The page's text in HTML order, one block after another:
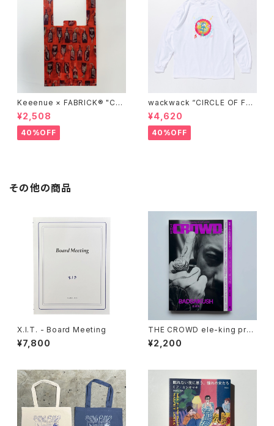
Keeenue × FABRICK®︎ "CO
MPACT SHOPPING BAG" st
acks Exclusive model
¥2,508
40%OFF
wackwack “CIRCLE OF FRI
ENDS” L/S TEE
¥4,620
40%OFF
その他の商品
X.I.T. - Board Meeting
¥7,800
THE CROWD ele-king pres
ents HIP HOP JAPAN (ele-
king books)
¥2,200